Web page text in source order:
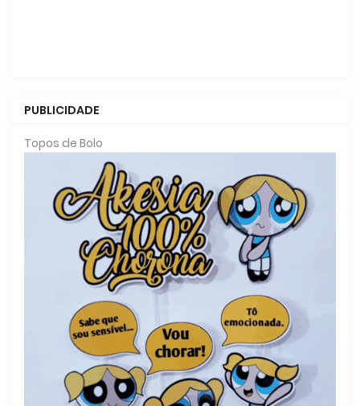
PUBLICIDADE
Topos de Bolo